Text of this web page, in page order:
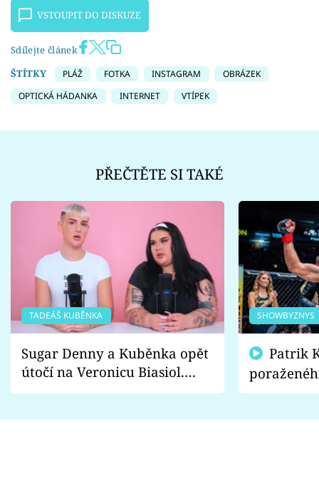
VSTOUPIT DO DISKUZE
Sdílejte článek
ŠTÍTKY
PLÁŽ FOTKA INSTAGRAM
OBRÁZEK
OPTICKÁ HÁDANKA
INTERNET VTÍPEK
PŘEČTĚTE SI TAKÉ
TADEÁŠ KUBĚNKA
Sugar Denny a Kuběnka opět
útočí na Veronicu Biasiol.
Proč je podle nich falešná a
SHOWBYZNYS
fanoušci